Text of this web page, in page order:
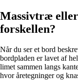
Massivtræ
forskellen?
Når du ser et bord
bordpladen er lavet af
limet sammen langs
hvor åretegninger og